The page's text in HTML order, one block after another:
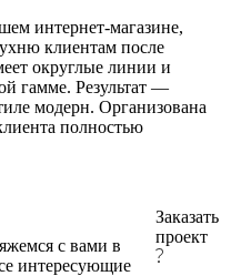
интернет-магазине,
клиентам после
округлые линии и
гамме. Результат —
модерн. Организована
полностью
с вами в
интересующие
Заказать
проект